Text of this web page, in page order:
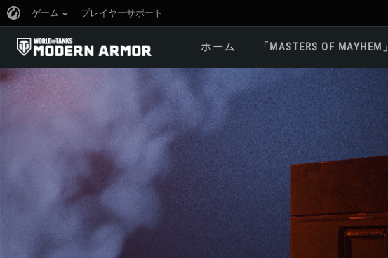
ゲーム プレイヤーサポート
ホーム 「MASTERS OF MAYHEM」